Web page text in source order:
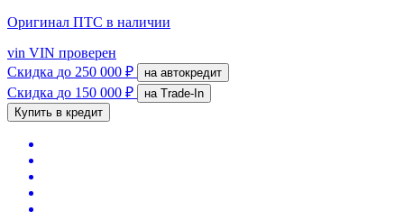
Оригинал ПТС в наличии
vin VIN проверен
Скидка до 250 000 ₽ на автокредит
Скидка до 150 000 ₽
на Trade-In
Купить в кредит